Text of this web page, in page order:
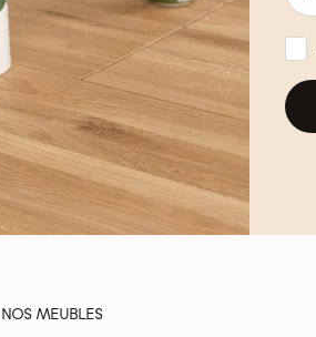
NOS MEUBLES